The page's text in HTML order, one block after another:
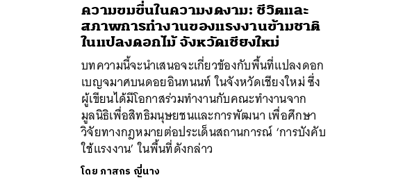
ความขมขื่นในความงดงาม: ชีวิตและ
สภาพการทำงานของแรงงานข้ามชาติ
ในแปลงดอกไม้ จังหวัดเชียงใหม่
บทความนี้จะนำเสนอจะเกี่ยวข้องกับพื้นที่แปลงดอก
เบญจมาศบนดอยอินทนนท์ ในจังหวัดเชียงใหม่ ซึ่ง
ผู้เขียนได้มีโอกาสร่วมทำงานกับคณะทำงานจาก
มูลนิธิเพื่อสิทธิมนุษยชนและการพัฒนา เพื่อศึกษา
วิจัยทางกฎหมายต่อประเด็นสถานการณ์ ‘การบังคับ
ใช้แรงงาน’ ในพื้นที่ดังกล่าว
โดย ภาสกร ญี่นาง
ค้นหา